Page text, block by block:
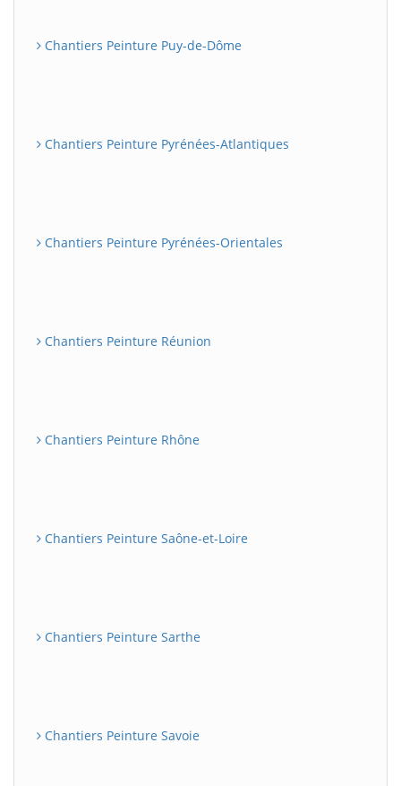
Chantiers Peinture Puy-de-Dôme
Chantiers Peinture Pyrénées-Atlantiques
Chantiers Peinture Pyrénées-Orientales
Chantiers Peinture Réunion
Chantiers Peinture Rhône
Chantiers Peinture Saône-et-Loire
Chantiers Peinture Sarthe
Chantiers Peinture Savoie